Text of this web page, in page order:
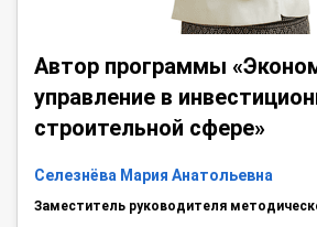
Автор программы
управление в
строительной сфере»
Селезнёва Мария Анатольевна
Заместитель руководителя